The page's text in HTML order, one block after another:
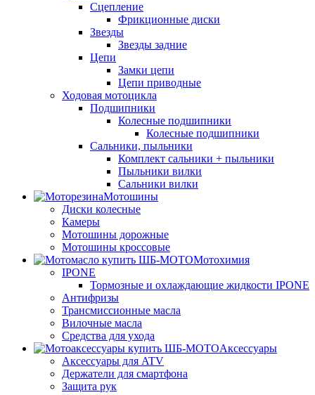
Cцепление
Фрикционные диски
Звезды
Звезды задние
Цепи
Замки цепи
Цепи приводные
Ходовая мотоцикла
Подшипники
Колесные подшипники
Колесные подшипники
Сальники, пыльники
Комплект сальники + пыльники
Пыльники вилки
Сальники вилки
Мотошины
Диски колесные
Камеры
Мотошины дорожные
Мотошины кроссовые
Мотохимия
IPONE
Тормозные и охлаждающие жидкости IPONE
Антифризы
Трансмиссионные масла
Вилочные масла
Средства для ухода
Аксессуары
Аксессуары для ATV
Держатели для смартфона
Защита рук